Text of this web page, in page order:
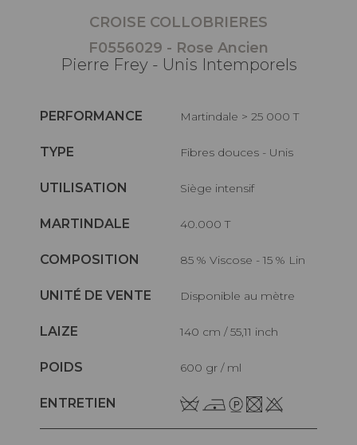
CROISE COLLOBRIERES
F0556029 - Rose Ancien
Pierre Frey - Unis Intemporels
PERFORMANCE Martindale > 25 000 T
TYPE Fibres douces - Unis
UTILISATION Siège intensif
MARTINDALE 40.000 T
COMPOSITION 85 % Viscose - 15 % Lin
UNITÉ DE VENTE Disponible au mètre
LAIZE 140 cm / 55,11 inch
POIDS 600 gr / ml
ENTRETIEN